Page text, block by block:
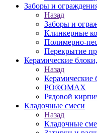
Заборы и
Назад
Заборы и
Клинкерные
Полимерно-
Перекрытие
Керамические
Назад
Керамические
PO®OMAX
Рядовой
Кладочные смеси
Назад
Кладочные